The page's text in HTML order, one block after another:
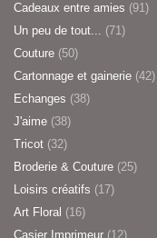
Cadeaux entre amies (91)
Un peu de tout... (71)
Couture (50)
Cartonnage et gainerie (42)
Echanges (38)
J'aime (38)
Tricot (32)
Broderie & Couture (25)
Loisirs créatifs (17)
Art Floral (16)
Casier Imprimeur (12)